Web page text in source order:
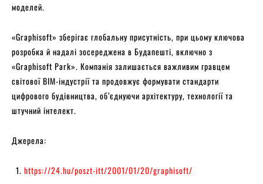
моделей.
«Graphisoft» зберігає глобальну присутність, при цьому ключова
розробка й надалі зосереджена в Будапешті, включно з
«Graphisoft Park». Компанія залишається важливим гравцем
світової BIM-індустрії та продовжує формувати стандарти
цифрового будівництва, об’єднуючи архітектуру, технології та
штучний інтелект.
Джерела:
https://24.hu/poszt-itt/2001/01/20/graphisoft/